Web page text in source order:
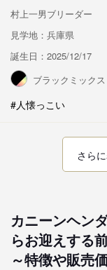
村上一男ブリーダー
見学地：兵庫県
誕生日：2025/12/17
ブラックミックス
#人懐っこい
さら
カニーンヘン
らお迎えする
～特徴や販売